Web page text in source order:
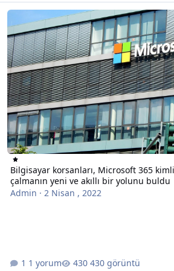
Bilgisayar korsanları, Microsoft 365
Bilgisayar korsanları, Microsoft 365
çalmanın yeni ve akıllı bir yolunu buldu
Admin · 2 Nisan , 2022
1 yorum 430 görüntü